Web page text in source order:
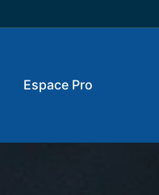
Espace Pro